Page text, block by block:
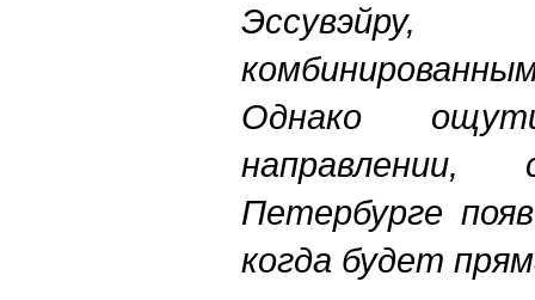
Однако
Петербурге
когда будет